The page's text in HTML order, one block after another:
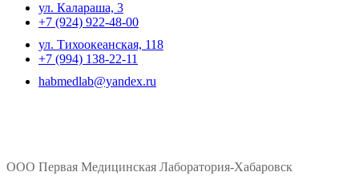
ул. ​Калараша, 3
+7 (924) 922-48-00
ул. ​Тихоокеанская, 118
+7 (994) 138-22-11
habmedlab@yandex.ru
ООО Первая Медицинская Лаборатория-Хабаровск